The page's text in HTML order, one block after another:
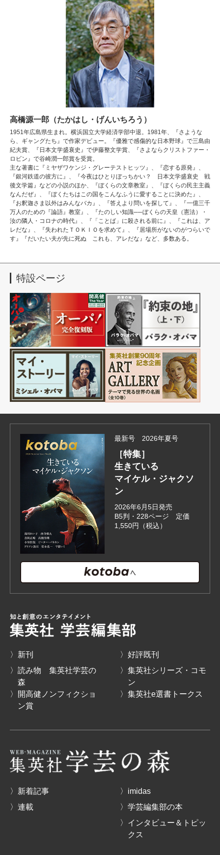
高橋源一郎（たかはし・げんいちろう）
1951年広島県生まれ。横浜国立大学経済学部中退。1981年、『さような
ら、ギャングたち』で作家デビュー。『優雅で感傷的な日本野球』で三島由
紀夫賞、『日本文学盛衰史』で伊藤整文学賞、『さよならクリストファー・
ロビン』で谷崎潤一郎賞を受賞。
主な著書に『ミヤザワケンジ・グレーテストヒッツ』、『恋する原発』、
『銀河鉄道の彼方に』、『今夜はひとりぼっちかい？ 日本文学盛衰史 戦
後文学篇』などの小説のほか、『ぼくらの文章教室』、『ぼくらの民主主義
なんだぜ』、『ぼくたちはこの国をこんなふうに愛することに決めた』、
『お釈迦さま以外はみんなバカ』、『答えより問いを探して』、『一億三千
万人のための『論語』教室』、『たのしい知識──ぼくらの天皇（憲法）・
汝の隣人・コロナの時代』、『「ことば」に殺される前に』、『これは、ア
レだな』、『失われたＴＯＫＩＯを求めて』、『居場所がないのがつらいで
す』『だいたい夫が先に死ぬ これも、アレだな』など、多数ある。
特設ページ
最新号 2026年夏号
［特集］
生きている
マイケル・ジャクソ
ン
2026年6月5日発売
B5判・228ページ 定価
1,550円（税込）
〉新刊
〉読み物 集英社学芸の
森
〉開高健ノンフィクショ
ン賞
〉好評既刊
〉集英社シリーズ・コモ
ン
〉集英社e選書トークス
〉新着記事
〉連載
〉imidas
〉学芸編集部の本
〉インタビュー＆トピッ
クス